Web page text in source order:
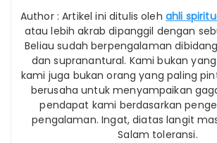
Author : Artikel ini ditulis oleh ahli
atau lebih akrab dipanggil dengan
Beliau sudah berpengalaman
dan supranantural. Kami bukan
kami juga bukan orang yang paling
berusaha untuk menyampaikan
pendapat kami berdasarkan
pengalaman. Ingat, diatas langit
Salam toleransi.